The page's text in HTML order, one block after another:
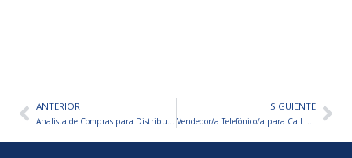
AntANTERIOR
Analista de Compras para Distribuidora
SIGUIENTE
Vendedor/a Telefónico/a para Call Center